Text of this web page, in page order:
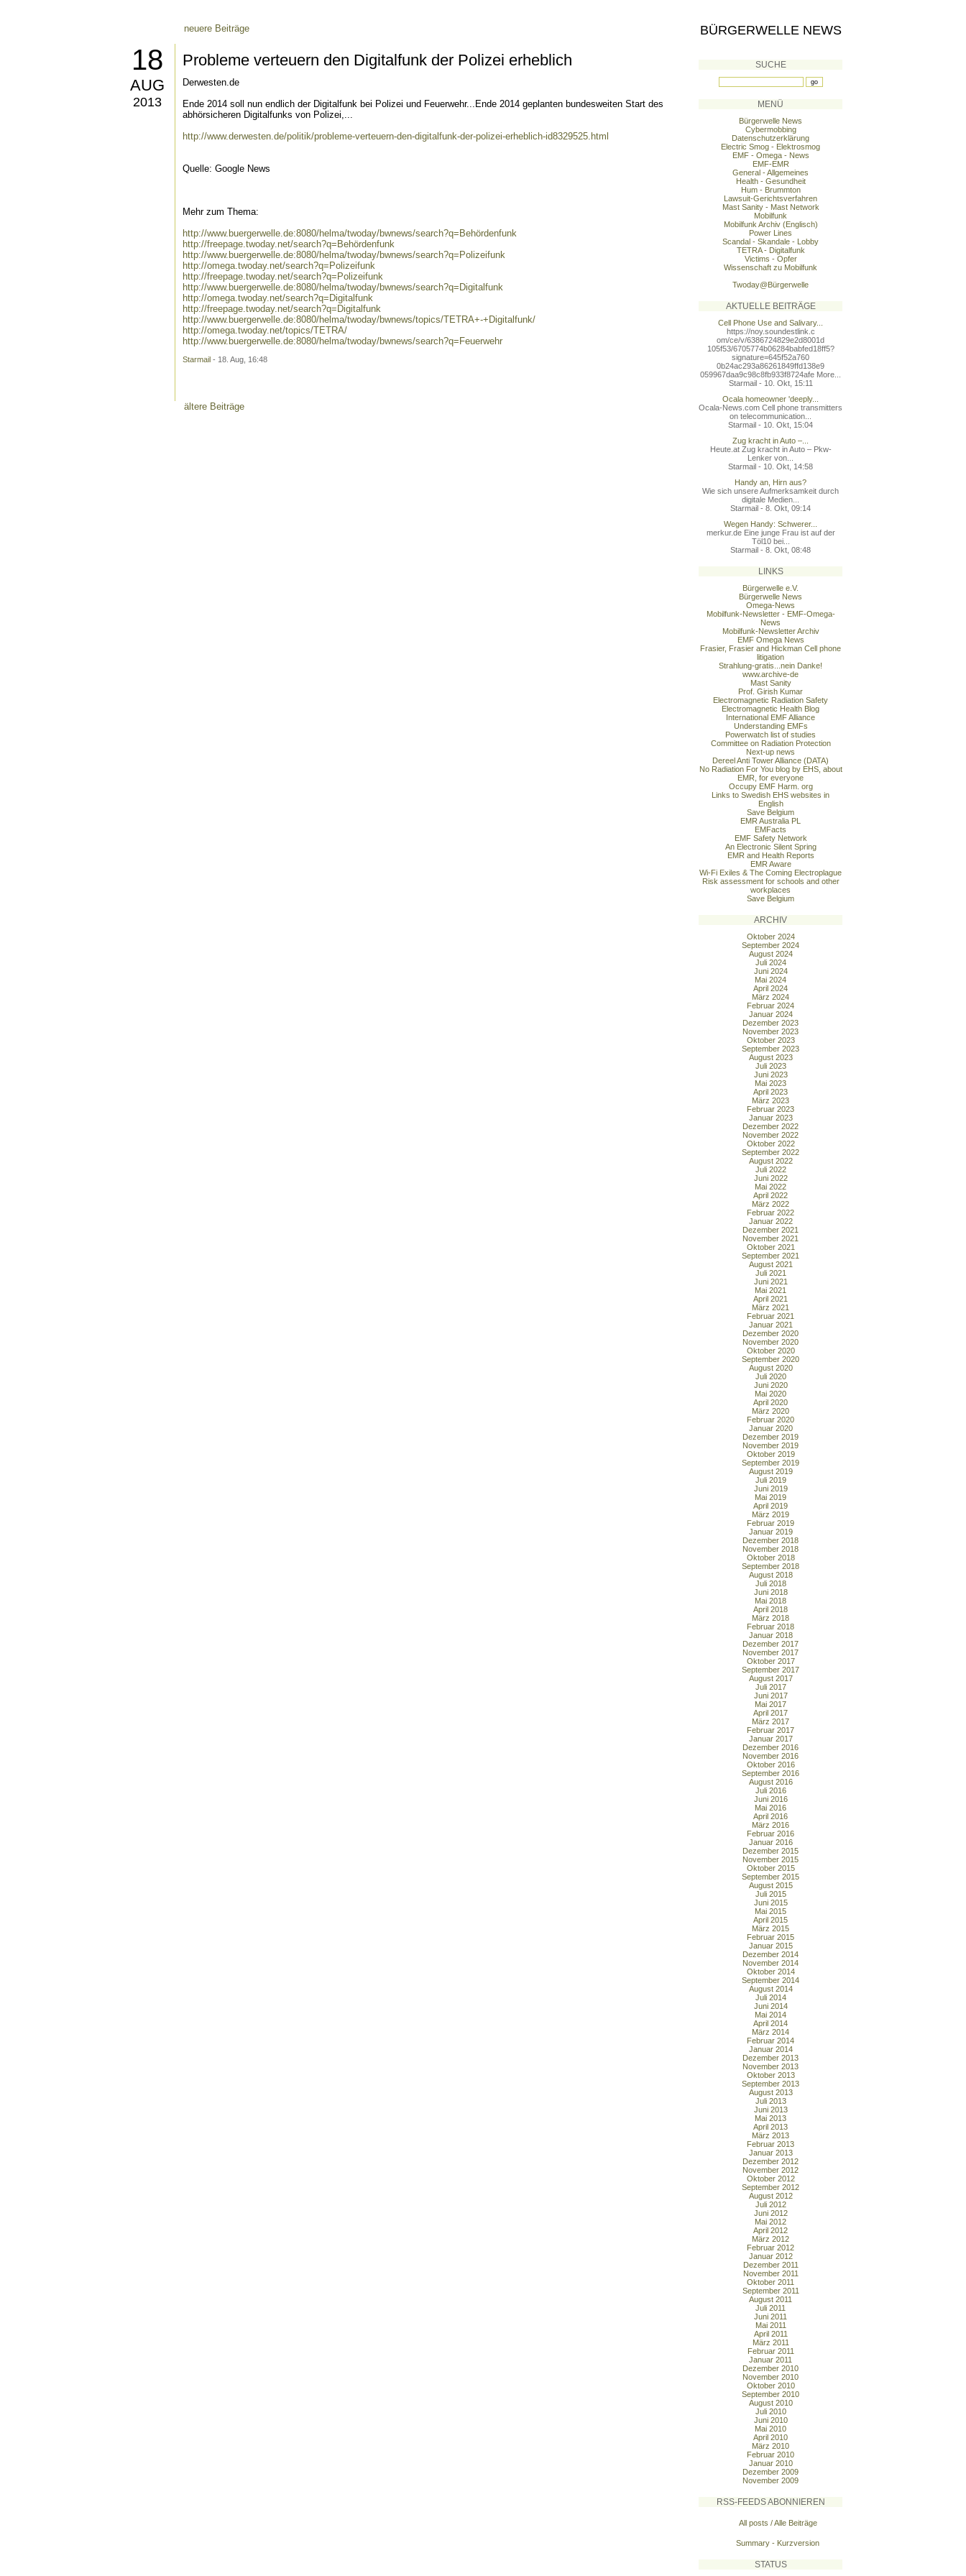
neuere Beiträge
18
AUG
2013
Probleme verteuern den Digitalfunk der Polizei erheblich
Derwesten.de
Ende 2014 soll nun endlich der Digitalfunk bei Polizei und Feuerwehr...Ende 2014 geplanten bundesweiten Start des
abhörsicheren Digitalfunks von Polizei,...
http://www.derwesten.de/politik/probleme-verteuern-den-digitalfunk-der-polizei-erheblich-id8329525.html
Quelle: Google News
Mehr zum Thema:
http://www.buergerwelle.de:8080/helma/twoday/bwnews/search?q=Behördenfunk
http://freepage.twoday.net/search?q=Behördenfunk
http://www.buergerwelle.de:8080/helma/twoday/bwnews/search?q=Polizeifunk
http://omega.twoday.net/search?q=Polizeifunk
http://freepage.twoday.net/search?q=Polizeifunk
http://www.buergerwelle.de:8080/helma/twoday/bwnews/search?q=Digitalfunk
http://omega.twoday.net/search?q=Digitalfunk
http://freepage.twoday.net/search?q=Digitalfunk
http://www.buergerwelle.de:8080/helma/twoday/bwnews/topics/TETRA+-+Digitalfunk/
http://omega.twoday.net/topics/TETRA/
http://www.buergerwelle.de:8080/helma/twoday/bwnews/search?q=Feuerwehr
Starmail - 18. Aug, 16:48
ältere Beiträge
BÜRGERWELLE NEWS
SUCHE
MENÜ
Bürgerwelle News
Cybermobbing
Datenschutzerklärung
Electric Smog - Elektrosmog
EMF - Omega - News
EMF-EMR
General - Allgemeines
Health - Gesundheit
Hum - Brummton
Lawsuit-Gerichtsverfahren
Mast Sanity - Mast Network
Mobilfunk
Mobilfunk Archiv (Englisch)
Power Lines
Scandal - Skandale - Lobby
TETRA - Digitalfunk
Victims - Opfer
Wissenschaft zu Mobilfunk
Twoday@Bürgerwelle
AKTUELLE BEITRÄGE
Cell Phone Use and Salivary...
https://noy.soundestlink.c
om/ce/v/6386724829e2d8001d
105f53/6705774b06284babfed18ff5?
signature=645f52a760
0b24ac293a86261849ffd138e9
059967daa9c98c8fb933f8724afe More...
Starmail - 10. Okt, 15:11
Ocala homeowner 'deeply...
Ocala-News.com Cell phone transmitters
on telecommunication...
Starmail - 10. Okt, 15:04
Zug kracht in Auto –...
Heute.at Zug kracht in Auto – Pkw-
Lenker von...
Starmail - 10. Okt, 14:58
Handy an, Hirn aus?
Wie sich unsere Aufmerksamkeit durch
digitale Medien...
Starmail - 8. Okt, 09:14
Wegen Handy: Schwerer...
merkur.de Eine junge Frau ist auf der
Töl10 bei...
Starmail - 8. Okt, 08:48
LINKS
Bürgerwelle e.V.
Bürgerwelle News
Omega-News
Mobilfunk-Newsletter - EMF-Omega-
News
Mobilfunk-Newsletter Archiv
EMF Omega News
Frasier, Frasier and Hickman Cell phone
litigation
Strahlung-gratis...nein Danke!
www.archive-de
Mast Sanity
Prof. Girish Kumar
Electromagnetic Radiation Safety
Electromagnetic Health Blog
International EMF Alliance
Understanding EMFs
Powerwatch list of studies
Committee on Radiation Protection
Next-up news
Dereel Anti Tower Alliance (DATA)
No Radiation For You blog by EHS, about
EMR, for everyone
Occupy EMF Harm. org
Links to Swedish EHS websites in
English
Save Belgium
EMR Australia PL
EMFacts
EMF Safety Network
An Electronic Silent Spring
EMR and Health Reports
EMR Aware
Wi-Fi Exiles & The Coming Electroplague
Risk assessment for schools and other
workplaces
Save Belgium
ARCHIV
Oktober 2024
September 2024
August 2024
Juli 2024
Juni 2024
Mai 2024
April 2024
März 2024
Februar 2024
Januar 2024
Dezember 2023
November 2023
Oktober 2023
September 2023
August 2023
Juli 2023
Juni 2023
Mai 2023
April 2023
März 2023
Februar 2023
Januar 2023
Dezember 2022
November 2022
Oktober 2022
September 2022
August 2022
Juli 2022
Juni 2022
Mai 2022
April 2022
März 2022
Februar 2022
Januar 2022
Dezember 2021
November 2021
Oktober 2021
September 2021
August 2021
Juli 2021
Juni 2021
Mai 2021
April 2021
März 2021
Februar 2021
Januar 2021
Dezember 2020
November 2020
Oktober 2020
September 2020
August 2020
Juli 2020
Juni 2020
Mai 2020
April 2020
März 2020
Februar 2020
Januar 2020
Dezember 2019
November 2019
Oktober 2019
September 2019
August 2019
Juli 2019
Juni 2019
Mai 2019
April 2019
März 2019
Februar 2019
Januar 2019
Dezember 2018
November 2018
Oktober 2018
September 2018
August 2018
Juli 2018
Juni 2018
Mai 2018
April 2018
März 2018
Februar 2018
Januar 2018
Dezember 2017
November 2017
Oktober 2017
September 2017
August 2017
Juli 2017
Juni 2017
Mai 2017
April 2017
März 2017
Februar 2017
Januar 2017
Dezember 2016
November 2016
Oktober 2016
September 2016
August 2016
Juli 2016
Juni 2016
Mai 2016
April 2016
März 2016
Februar 2016
Januar 2016
Dezember 2015
November 2015
Oktober 2015
September 2015
August 2015
Juli 2015
Juni 2015
Mai 2015
April 2015
März 2015
Februar 2015
Januar 2015
Dezember 2014
November 2014
Oktober 2014
September 2014
August 2014
Juli 2014
Juni 2014
Mai 2014
April 2014
März 2014
Februar 2014
Januar 2014
Dezember 2013
November 2013
Oktober 2013
September 2013
August 2013
Juli 2013
Juni 2013
Mai 2013
April 2013
März 2013
Februar 2013
Januar 2013
Dezember 2012
November 2012
Oktober 2012
September 2012
August 2012
Juli 2012
Juni 2012
Mai 2012
April 2012
März 2012
Februar 2012
Januar 2012
Dezember 2011
November 2011
Oktober 2011
September 2011
August 2011
Juli 2011
Juni 2011
Mai 2011
April 2011
März 2011
Februar 2011
Januar 2011
Dezember 2010
November 2010
Oktober 2010
September 2010
August 2010
Juli 2010
Juni 2010
Mai 2010
April 2010
März 2010
Februar 2010
Januar 2010
Dezember 2009
November 2009
RSS-FEEDS ABONNIEREN
All posts / Alle Beiträge
Summary - Kurzversion
STATUS